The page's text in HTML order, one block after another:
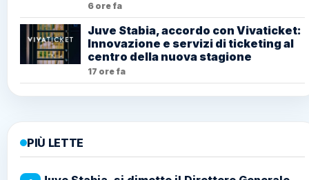
6 ore fa
Juve Stabia, accordo con Vivaticket:
Innovazione e servizi di ticketing al
centro della nuova stagione
17 ore fa
PIÙ LETTE